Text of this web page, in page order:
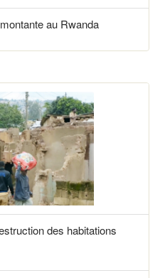
au Rwanda
des habitations